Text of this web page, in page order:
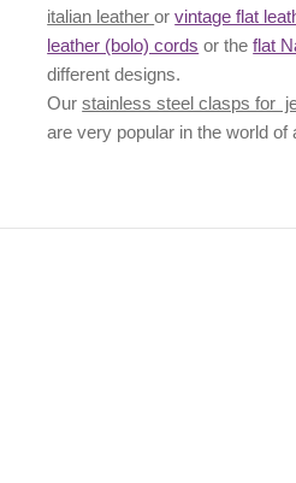
italian leatherorvintage flat
leather (bolo) cords or theflat
different designs.
Ourstainless steel clasps for
are very popular in the world of